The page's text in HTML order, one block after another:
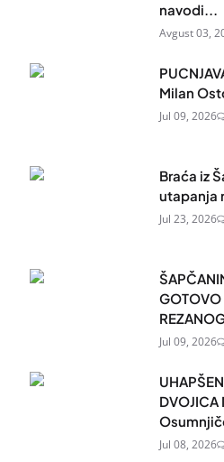
navodi...
Avgust 03,
Milan
Jul 09, 2026
Braća iz
utapanja
Jul 23, 2026
Jul 09, 2026
DVOJICA
Jul 08, 2026